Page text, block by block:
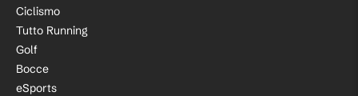
Ciclismo
Tutto Running
Golf
Bocce
eSports